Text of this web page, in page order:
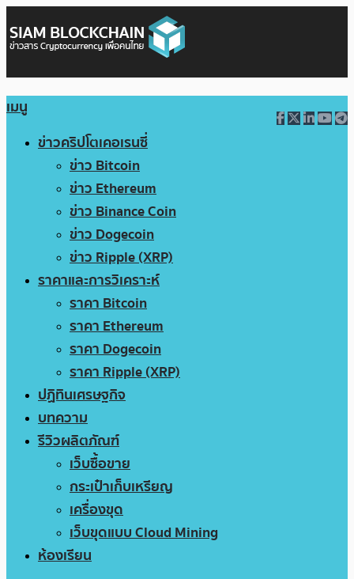
เมนู
ข่าวคริปโตเคอเรนซี่
ข่าว Bitcoin
ข่าว Ethereum
ข่าว Binance Coin
ข่าว Dogecoin
ข่าว Ripple (XRP)
ราคาและการวิเคราะห์
ราคา Bitcoin
ราคา Ethereum
ราคา Dogecoin
ราคา Ripple (XRP)
ปฏิทินเศรษฐกิจ
บทความ
รีวิวผลิตภัณฑ์
เว็บซื้อขาย
กระเป๋าเก็บเหรียญ
เครื่องขุด
เว็บขุดแบบ Cloud Mining
ห้องเรียน